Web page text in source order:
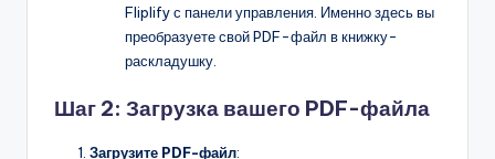
Fliplify с панели управления. Именно здесь вы
преобразуете свой PDF-файл в книжку-
раскладушку.
Шаг 2: Загрузка вашего PDF-файла
Загрузите PDF-файл: